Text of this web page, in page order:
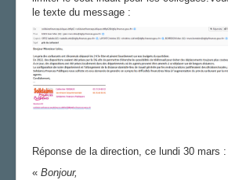
LE P'TIT SOLID
LA SECTION
AGENDA
ADHÉRER
le texte du message :
Réponse de la direction, ce lundi 30 mars :
« Bonjour,